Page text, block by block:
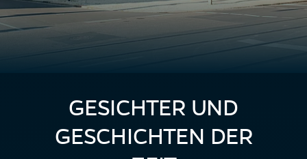
GESICHTER UND
GESCHICHTEN DER